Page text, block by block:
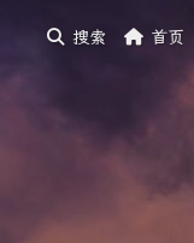
搜索 首页